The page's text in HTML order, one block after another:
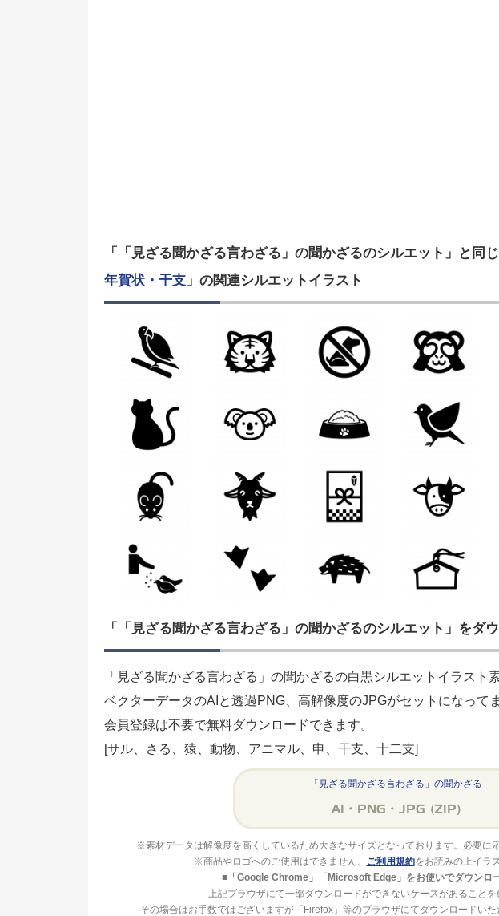
「「見ざる聞かざる言わざる」の聞かざるのシルエット」と同
年賀状・干支」の関連シルエットイラスト
「「見ざる聞かざる言わざる」の聞かざるのシルエット」をダ
「見ざる聞かざる言わざる」の聞かざるの白黒シルエットイラスト素
ベクターデータのAIと透過PNG、高解像度のJPGがセットになってま
会員登録は不要で無料ダウンロードできます。
[サル、さる、猿、動物、アニマル、申、干支、十二支]
「見ざる聞かざる言わざる」の聞かざる
※素材データは解像度を高くしているため大きなサイズとなっております。必要に
※商品やロゴへのご使用はできません。
ご利用規約をお読みの上イラ
■「Google Chrome」「Microsoft Edge」をお使いでダウンロ
上記ブラウザにて一部ダウンロードができないケースがあることを
その場合はお手数ではございますが「Firefox」等のブラウザにてダウンロードいた